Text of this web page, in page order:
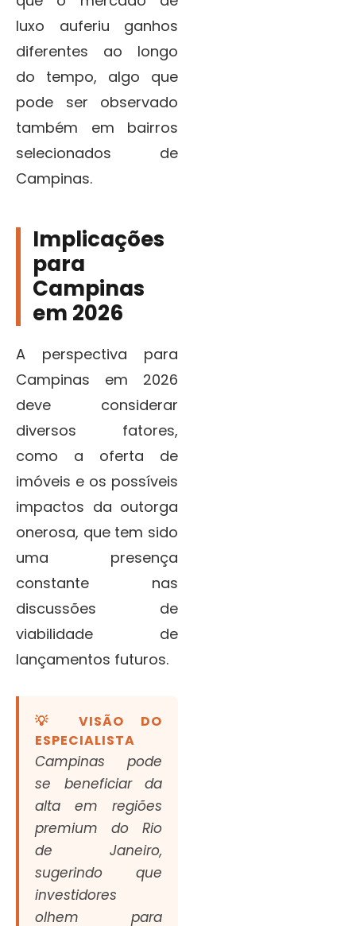
luxo auferiu ganhos
diferentes ao longo
do tempo, algo que
pode ser observado
também em bairros
selecionados de
Campinas.
Implicações
para
Campinas
em 2026
A perspectiva para
Campinas em 2026
deve considerar
diversos fatores,
como a oferta de
imóveis e os possíveis
impactos da outorga
onerosa, que tem sido
uma presença
constante nas
discussões de
viabilidade de
lançamentos futuros.
💡 VISÃO DO
ESPECIALISTA
Campinas pode
se beneficiar da
alta em regiões
premium do Rio
de Janeiro,
sugerindo que
investidores
olhem para